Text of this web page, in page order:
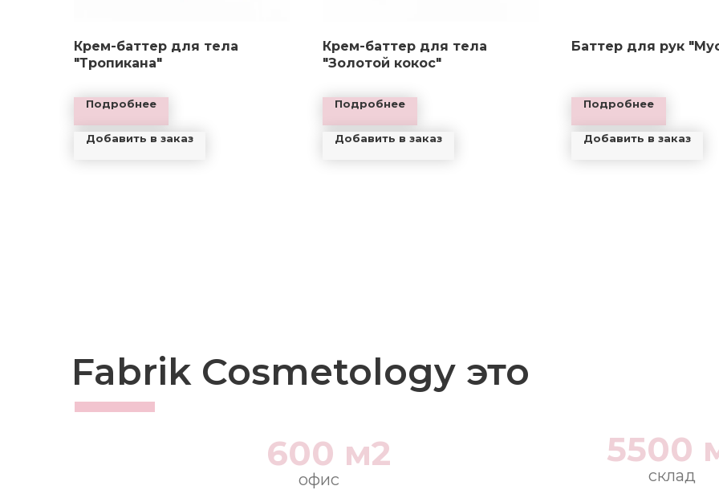
Крем-баттер для тела
"Тропикана"
Подробнее
Добавить в заказ
Крем-баттер для тела
"Золотой кокос"
Подробнее
Добавить в заказ
Баттер для рук
Подробнее
Добавить в заказ
Fabrik Cosmetology это
600 м2
офис
5500
склад